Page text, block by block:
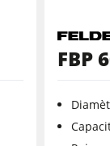
Logiciel
FBP